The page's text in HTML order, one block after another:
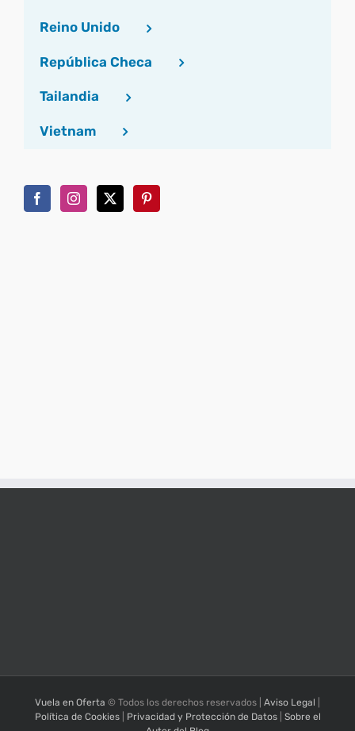
Reino Unido
República Checa
Tailandia
Vietnam
Vuela en Oferta © Todos los derechos reservados | Aviso Legal
Política de Cookies| Privacidad y Protección de Datos| Sobre el